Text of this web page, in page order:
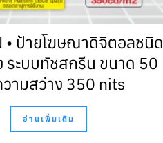
• ป้ายโฆษณาดิจิตอลชนิด
ระบบทัชสกรีน ขนาด 50
วามสว่าง 350 nits
อ่านเพิ่มเติม